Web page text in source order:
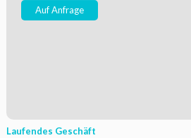
Auf Anfrage
Laufendes Geschäft